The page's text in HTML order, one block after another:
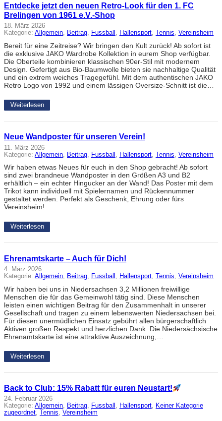
Entdecke jetzt den neuen Retro-Look für den 1. FC
Brelingen von 1961 e.V.-Shop
18. März 2026
Kategorie: Allgemein, Beitrag, Fussball , Hallensport, Tennis, Vereinsheim
Bereit für eine Zeitreise? Wir bringen den Kult zurück! Ab sofort ist
die exklusive JAKO Wardrobe Kollektion in eurem Shop verfügbar.
Die Oberteile kombinieren klassischen 90er-Stil mit modernem
Design. Gefertigt aus Bio-Baumwolle bieten sie nachhaltige Qualität
und ein extrem weiches Tragegefühl. Mit dem authentischen JAKO
Retro Logo von 1992 und einem lässigen Oversize-Schnitt ist die…
Weiterlesen
Neue Wandposter für unseren Verein!
11. März 2026
Kategorie: Allgemein Beitrag Fussball Hallensport Tennis Vereinsheim
Wir haben etwas Neues für euch in den Shop gebracht! Ab sofort
sind zwei brandneue Wandposter in den Größen A3 und B2
erhältlich – ein echter Hingucker an der Wand! Das Poster mit dem
Trikot kann individuell mit Spielernamen und Rückennummer
gestaltet werden. Perfekt als Geschenk, Ehrung oder fürs
Vereinsheim!
Weiterlesen
Ehrenamtskarte – Auch für Dich!
4. März 2026
Kategorie: Allgemein, Beitrag, Fussball , Hallensport, Tennis, Vereinsheim
Wir haben bei uns in Niedersachsen 3,2 Millionen freiwillige
Menschen die für das Gemeinwohl tätig sind. Diese Menschen
leisten einen wichtigen Beitrag für den Zusammenhalt in unserer
Gesellschaft und tragen zu einem lebenswerten Niedersachsen bei.
Für diesen unermüdlichen Einsatz gebührt allen bürgerschaftlich
Aktiven großen Respekt und herzlichen Dank. Die Niedersächsische
Ehrenamtskarte ist eine attraktive Auszeichnung,…
Weiterlesen
Back to Club: 15% Rabatt für euren Neustart!
24. Februar 2026
Kategorie: Allgemein, Beitrag, Fussball , Hallensport, Keiner Kategorie
zugeordnet, Tennis, Vereinsheim